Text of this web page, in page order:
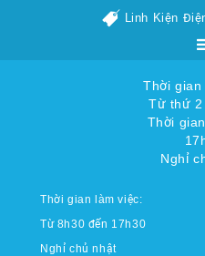
Linh Kiện
Thời gian
Từ thứ
Thời
Nghỉ
Thời gian làm việc:
Từ 8h30 đến 17h30
Nghỉ chủ nhật